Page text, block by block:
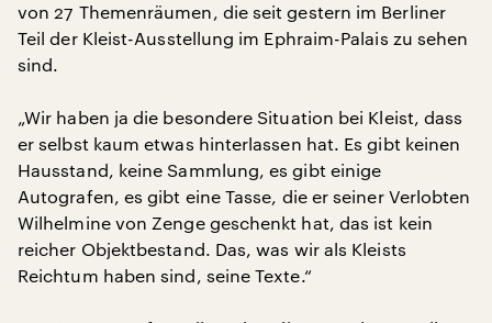
von 27 Themenräumen, die seit gestern im Berliner
Teil der Kleist-Ausstellung im Ephraim-Palais zu sehen
sind.
„Wir haben ja die besondere Situation bei Kleist, dass
er selbst kaum etwas hinterlassen hat. Es gibt keinen
Hausstand, keine Sammlung, es gibt einige
Autografen, es gibt eine Tasse, die er seiner Verlobten
Wilhelmine von Zenge geschenkt hat, das ist kein
reicher Objektbestand. Das, was wir als Kleists
Reichtum haben sind, seine Texte.“